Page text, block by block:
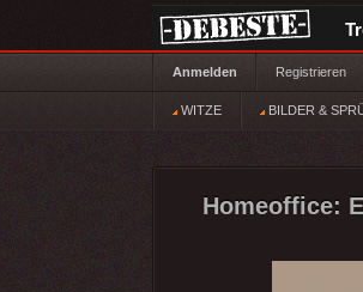
Anmelden Registrieren
WITZE BILDER &
Homeoffice: